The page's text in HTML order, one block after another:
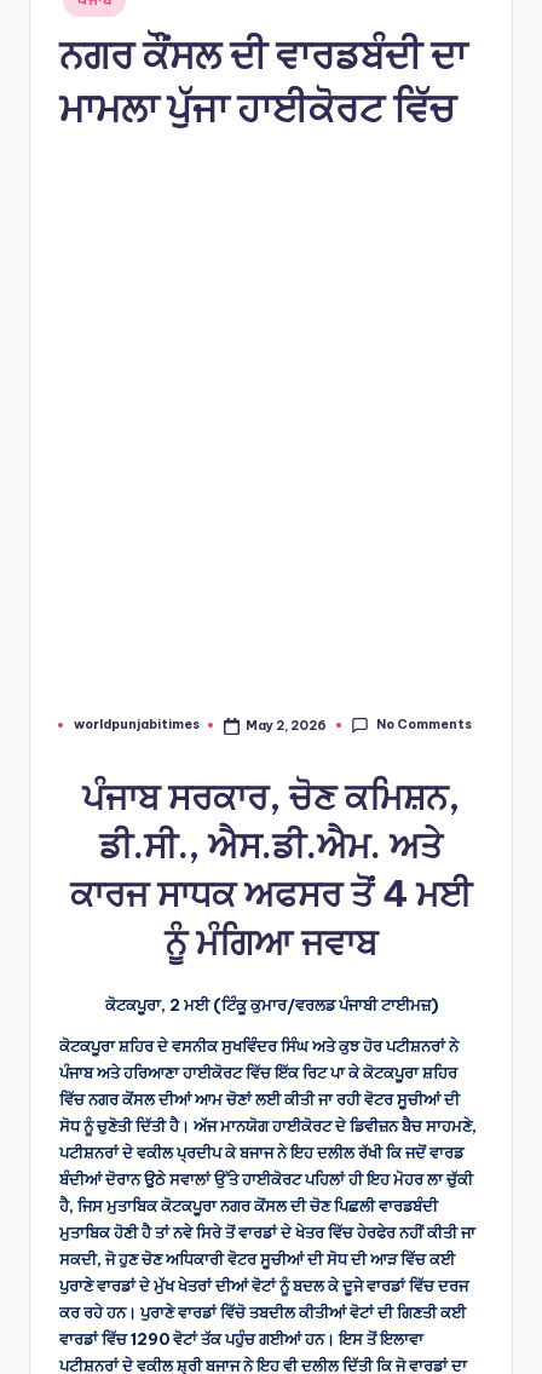
in
ਨਗਰ ਕੌਂਸਲ ਦੀ ਵਾਰਡਬੰਦੀ ਦਾ
ਮਾਮਲਾ ਪੁੱਜਾ ਹਾਈਕੋਰਟ ਵਿੱਚ
Posted
worldpunjabitimes May 2, 2026 No Comments
ਪੰਜਾਬ ਸਰਕਾਰ, ਚੋਣ ਕਮਿਸ਼ਨ,
ਡੀ.ਸੀ., ਐਸ.ਡੀ.ਐਮ. ਅਤੇ
ਕਾਰਜ ਸਾਧਕ ਅਫਸਰ ਤੋਂ 4 ਮਈ
ਨੂੰ ਮੰਗਿਆ ਜਵਾਬ
ਕੋਟਕਪੂਰਾ, 2 ਮਈ (ਟਿੰਕੂ ਕੁਮਾਰ/ਵਰਲਡ ਪੰਜਾਬੀ ਟਾਈਮਜ਼)
ਕੋਟਕਪੂਰਾ ਸ਼ਹਿਰ ਦੇ ਵਸਨੀਕ ਸੁਖਵਿੰਦਰ ਸਿੰਘ ਅਤੇ ਕੁਝ ਹੋਰ ਪਟੀਸ਼ਨਰਾਂ ਨੇ
ਪੰਜਾਬ ਅਤੇ ਹਰਿਆਣਾ ਹਾਈਕੋਰਟ ਵਿੱਚ ਇੱਕ ਰਿਟ ਪਾ ਕੇ ਕੋਟਕਪੂਰਾ ਸ਼ਹਿਰ
ਵਿੱਚ ਨਗਰ ਕੋਂਸਲ ਦੀਆਂ ਆਮ ਚੋਣਾਂ ਲਈ ਕੀਤੀ ਜਾ ਰਹੀ ਵੋਟਰ ਸੂਚੀਆਂ ਦੀ
ਸੋਧ ਨੂੰ ਚੁਣੋਤੀ ਦਿੱਤੀ ਹੈ। ਅੱਜ ਮਾਨਯੋਗ ਹਾਈਕੋਰਟ ਦੇ ਡਿਵੀਜ਼ਨ ਬੈਚ ਸਾਹਮਣੇ,
ਪਟੀਸ਼ਨਰਾਂ ਦੇ ਵਕੀਲ ਪ੍ਰਦੀਪ ਕੇ ਬਜਾਜ ਨੇ ਇਹ ਦਲੀਲ ਰੱਖੀ ਕਿ ਜਦੋਂ ਵਾਰਡ
ਬੰਦੀਆਂ ਦੋਰਾਨ ਉੁਠੇ ਸਵਾਲਾਂ ਉੱਤੇ ਹਾਈਕੋਰਟ ਪਹਿਲਾਂ ਹੀ ਇਹ ਮੋਹਰ ਲਾ ਚੁੱਕੀ
ਹੈ, ਜਿਸ ਮੁਤਾਬਿਕ ਕੋਟਕਪੂਰਾ ਨਗਰ ਕੋਂਸਲ ਦੀ ਚੋਣ ਪਿਛਲੀ ਵਾਰਡਬੰਦੀ
ਮੁਤਾਬਿਕ ਹੋਣੀ ਹੈ ਤਾਂ ਨਵੇ ਸਿਰੇ ਤੋਂ ਵਾਰਡਾਂ ਦੇ ਖੇਤਰ ਵਿੱਚ ਹੇਰਫੇਰ ਨਹੀਂ ਕੀਤੀ ਜਾ
ਸਕਦੀ, ਜੋ ਹੁਣ ਚੋਣ ਅਧਿਕਾਰੀ ਵੋਟਰ ਸੂਚੀਆਂ ਦੀ ਸੋਧ ਦੀ ਆੜ ਵਿੱਚ ਕਈ
ਪੁਰਾਣੇ ਵਾਰਡਾਂ ਦੇ ਮੁੱਖ ਖੇਤਰਾਂ ਦੀਆਂ ਵੋਟਾਂ ਨੂੰ ਬਦਲ ਕੇ ਦੂਜੇ ਵਾਰਡਾਂ ਵਿੱਚ ਦਰਜ
ਕਰ ਰਹੇ ਹਨ। ਪੁਰਾਣੇ ਵਾਰਡਾਂ ਵਿੱਚੋ ਤਬਦੀਲ ਕੀਤੀਆਂ ਵੋਟਾਂ ਦੀ ਗਿਣਤੀ ਕਈ
ਵਾਰਡਾਂ ਵਿੱਚ 1290 ਵੋਟਾਂ ਤੱਕ ਪਹੁੰਚ ਗਈਆਂ ਹਨ। ਇਸ ਤੋਂ ਇਲਾਵਾ
ਪਟੀਸ਼ਨਰਾਂ ਦੇ ਵਕੀਲ ਸ਼੍ਰੀ ਬਜਾਜ ਨੇ ਇਹ ਵੀ ਦਲੀਲ ਦਿੱਤੀ ਕਿ ਜੋ ਵਾਰਡਾਂ ਦਾ